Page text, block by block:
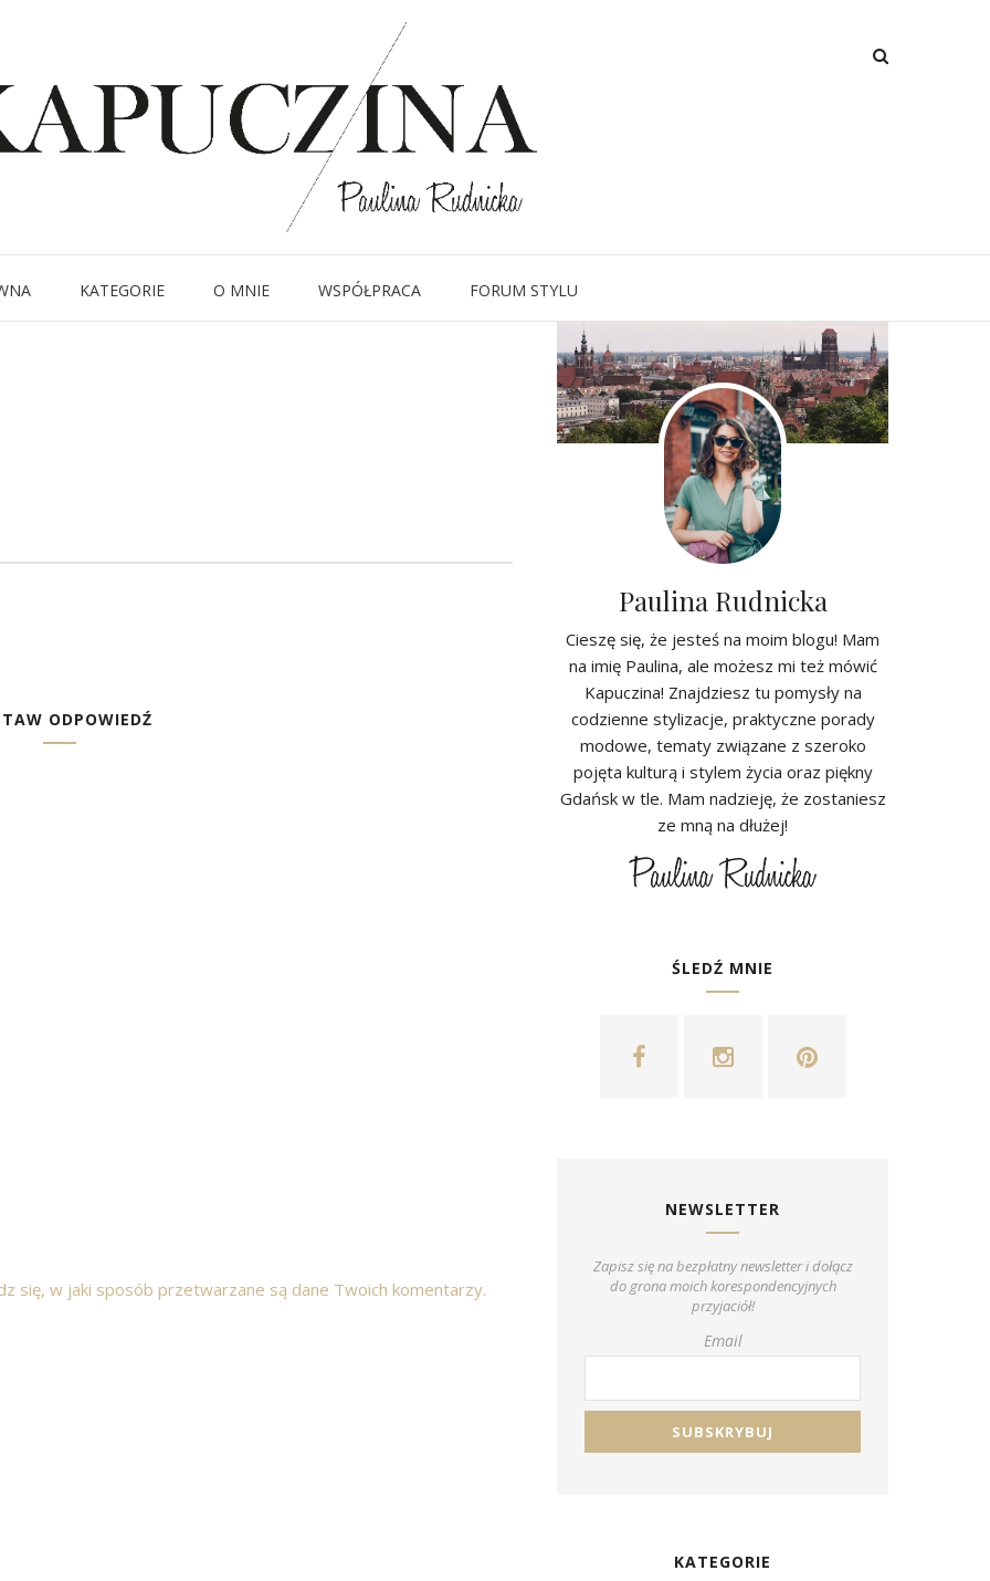
KATEGORIE O MNIE WSPÓŁPRACA FORUM STYLU
IMG_4621-horz
Written byKapuczina in
ODPOWIEDŹ
się, w jaki sposób przetwarzane są dane Twoich komentarzy.
Paulina Rudnicka
Cieszę się, że jesteś na moim blogu! Mam
na imię Paulina, ale możesz mi też mówić
Kapuczina! Znajdziesz tu pomysły na
codzienne stylizacje, praktyczne porady
modowe, tematy związane z szeroko
pojęta kulturą i stylem życia oraz piękny
Gdańsk w tle. Mam nadzieję, że zostaniesz
ze mną na dłużej!
ŚLEDŹ MNIE
NEWSLETTER
Zapisz się na bezpłatny newsletter i dołącz
do grona moich korespondencyjnych
przyjaciół!
Email
KATEGORIE